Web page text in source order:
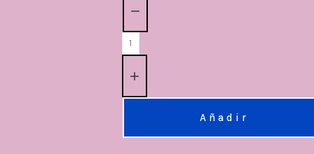
Añadir